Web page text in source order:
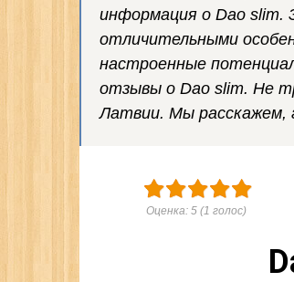
информация о Dao slim.
отличительными
настроенные
отзывы о Dao slim. Не
Латвии. Мы расскажем,
Оценка: 5 (1 голос)